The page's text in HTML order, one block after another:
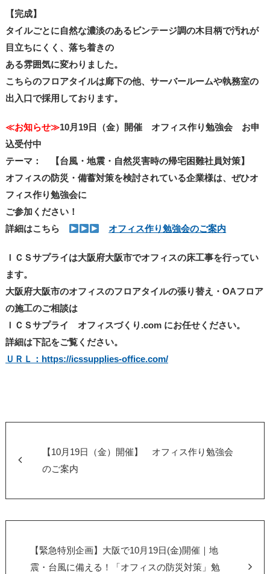
【完成】
タイルごとに自然な濃淡のあるビンテージ調の木目柄で汚れが
目立ちにくく、落ち着きの
ある雰囲気に変わりました。
こちらのフロアタイルは廊下の他、サーバールームや執務室の
出入口で採用しております。
≪お知らせ≫10月19日（金）開催 オフィス作り勉強会 お申
込受付中
テーマ： 【台風・地震・自然災害時の帰宅困難社員対策】
オフィスの防災・備蓄対策を検討されている企業様は、ぜひオ
フィス作り勉強会に
ご参加ください！
詳細はこちら
オフィス作り勉強会のご案内
ＩＣＳサプライは大阪府大阪市でオフィスの床工事を行ってい
ます。
大阪府大阪市のオフィスのフロアタイルの張り替え・OAフロア
の施工のご相談は
ＩＣＳサプライ オフィスづくり.com にお任せください。
詳細は下記をご覧ください。
ＵＲＬ：https://icssupplies-office.com/
【10月19日（金）開催】 オフィス作り勉強会
のご案内
【緊急特別企画】大阪で10月19日(金)開催｜地
震・台風に備える！「オフィスの防災対策」勉